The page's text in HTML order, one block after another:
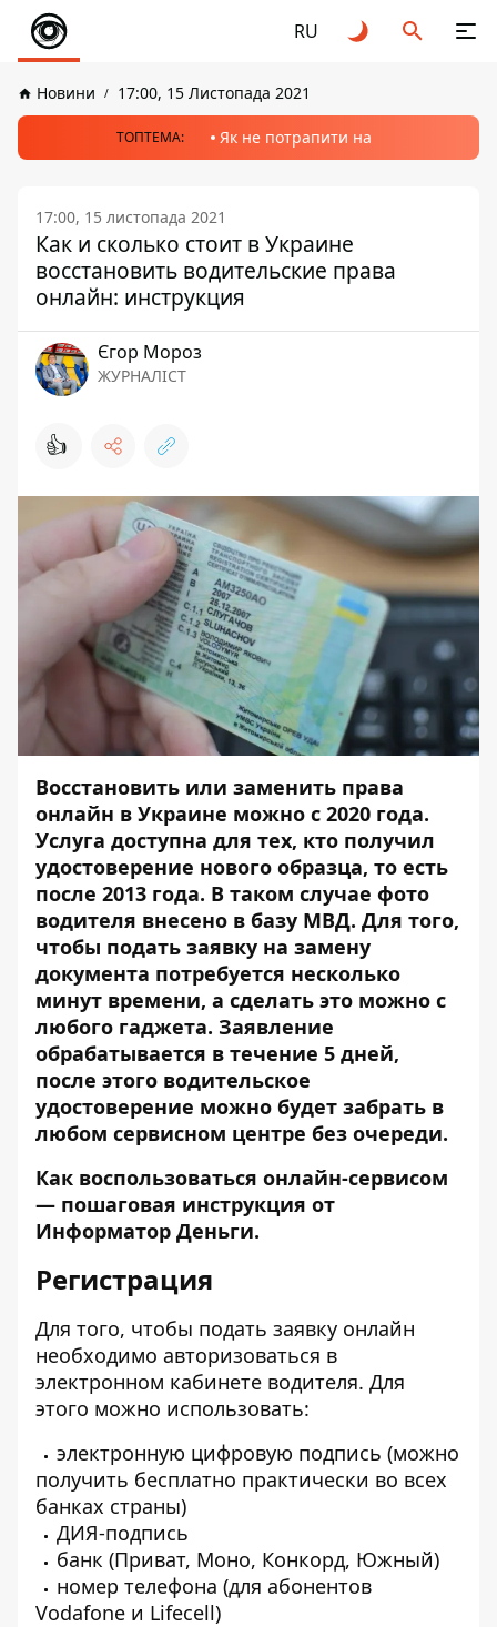
RU
Новини 17:00, 15 Листопада 2021
ТОПТЕМА: Як не потрапити на
17:00, 15 листопада 2021
Как и сколько стоит в Украине
восстановить водительские права
онлайн: инструкция
Єгор Мороз
ЖУРНАЛІСТ
👍
Восстановить или заменить права
онлайн в Украине можно с 2020 года.
Услуга доступна для тех, кто получил
удостоверение нового образца, то есть
после 2013 года. В таком случае фото
водителя внесено в базу МВД. Для того,
чтобы подать заявку на замену
документа потребуется несколько
минут времени, а сделать это можно с
любого гаджета. Заявление
обрабатывается в течение 5 дней,
после этого водительское
удостоверение можно будет забрать в
любом сервисном центре без очереди.
Как воспользоваться онлайн-сервисом
— пошаговая инструкция от
Информатор Деньги.
Регистрация
Для того, чтобы подать заявку онлайн
необходимо авторизоваться в
электронном кабинете водителя. Для
этого можно использовать:
электронную цифровую подпись (можно
получить бесплатно практически во всех
банках страны)
ДИЯ-подпись
банк (Приват, Моно, Конкорд, Южный)
номер телефона (для абонентов
Vodafone и Lifecell)